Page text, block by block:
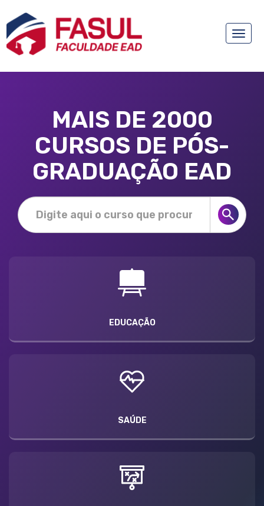
Toggle
MAIS DE 2000
CURSOS DE PÓS-
GRADUAÇÃO EAD
EDUCAÇÃO
SAÚDE